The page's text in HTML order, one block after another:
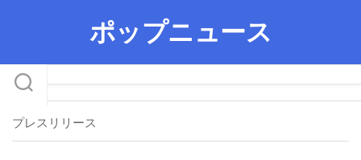
ポップニュース
プレスリリース